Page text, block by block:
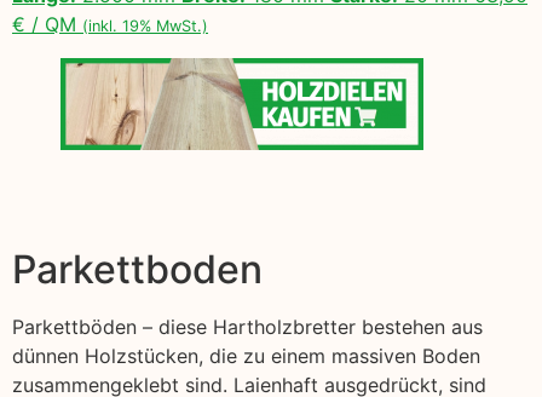
€ / QM (inkl. 19% MwSt.)
Parkettboden
Parkettböden – diese Hartholzbretter bestehen aus
dünnen Holzstücken, die zu einem massiven Boden
zusammengeklebt sind. Laienhaft ausgedrückt, sind